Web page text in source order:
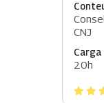
CNJ
Carga
20h